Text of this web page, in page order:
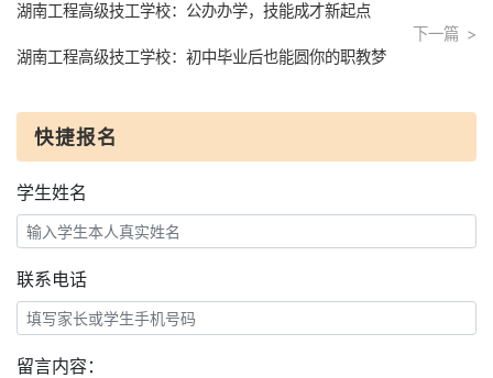
湖南工程高级技工学校：公办办学，技能成才新起点
下一篇
湖南工程高级技工学校：初中毕业后也能圆你的职教梦
快捷报名
学生姓名
联系电话
留言内容：